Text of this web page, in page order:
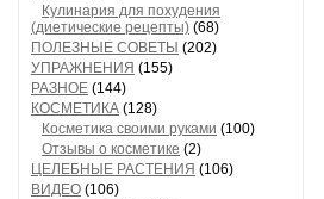
Кулинария для похудения
(диетические рецепты) (68)
ПОЛЕЗНЫЕ СОВЕТЫ (202)
УПРАЖНЕНИЯ (155)
РАЗНОЕ (144)
КОСМЕТИКА (128)
Косметика своими руками (100)
Отзывы о косметике (2)
ЦЕЛЕБНЫЕ РАСТЕНИЯ (106)
ВИДЕО (106)